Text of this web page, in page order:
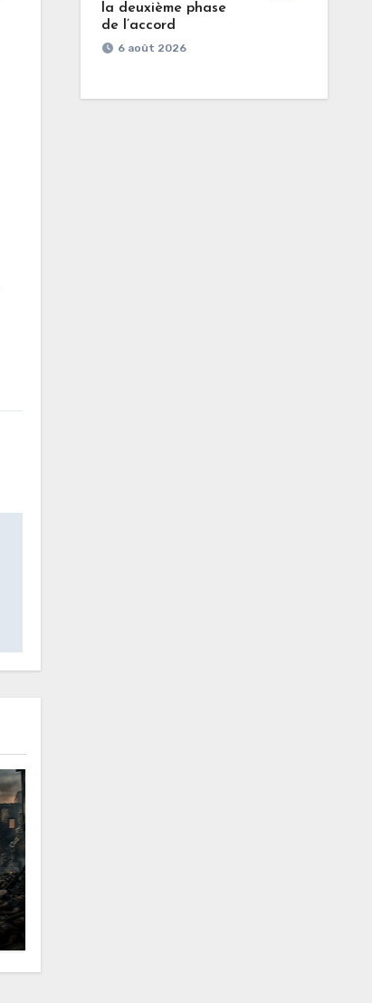
la deuxième phase
de l’accord
6 août 2026